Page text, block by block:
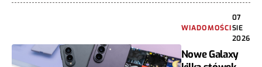
WIADOMOŚCI
07
SIE
2026
Nowe Galaxy